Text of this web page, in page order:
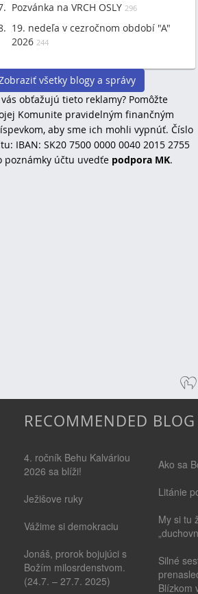
Pozvánka na VRCH OSLY 296
19. nedeľa v cezročnom období "A"
2026 244
všetky blogy a správy
obťažujú tieto reklamy? Pomôžte
Komunite pravidelným finančným
aby sme ich mohli vypnúť. Číslo
IBAN: SK20 7500 0000 0040 2015 2755
poznámky účtu uvedťe podpora MK.
RECOMMENDED BLOG
4. ročník Behu Kalváriou
2026 sa blíži!
Ježišove ruky
Vážime si demokraciu
Jonáš, prorok bojujúci s
Božím milosrdenstvom.
(24.7. – 27.7. 2025)
Ako sa
Litánie
My si tu
Silné
Blízkom